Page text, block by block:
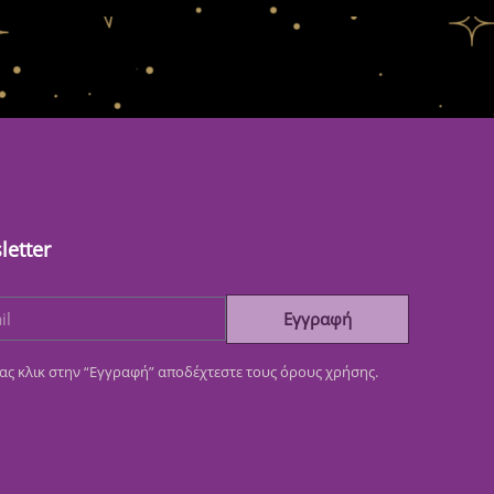
Εγγραφή
κλικ στην “Εγγραφή” αποδέχτεστε τους όρους χρήσης.